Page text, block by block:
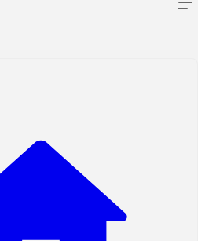
Theo dõi ticket